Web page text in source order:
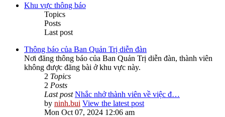
Khu vực thông báo
Topics
Posts
Last post
Thông báo của Ban Quản Trị diễn đàn
Nơi đăng thông báo của Ban Quản Trị diễn đàn, thành viên
không được đăng bài ở khu vực này.
2 Topics
2 Posts
Last post Nhắc nhở thành viên về việc đ…
by ninh.bui View the latest post
Mon Oct 07, 2024 12:06 am